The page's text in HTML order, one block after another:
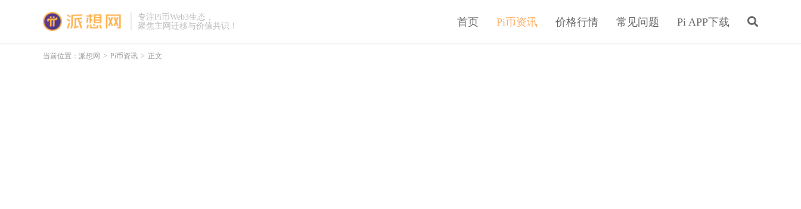
专注Pi币Web3生态，
聚焦主网迁移与价值共识！
首页 Pi币资讯 价格行情 常见问题 Pi APP下载
当前位置： 派想网 > Pi币资讯 > 正文